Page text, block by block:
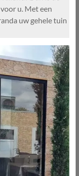
u. Met een
uw gehele tuin